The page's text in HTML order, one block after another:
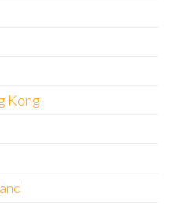
Kong